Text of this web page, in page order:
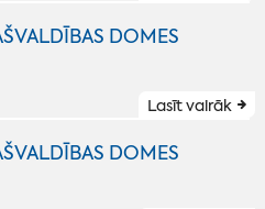
DOMES
Lasīt vairāk
DOMES